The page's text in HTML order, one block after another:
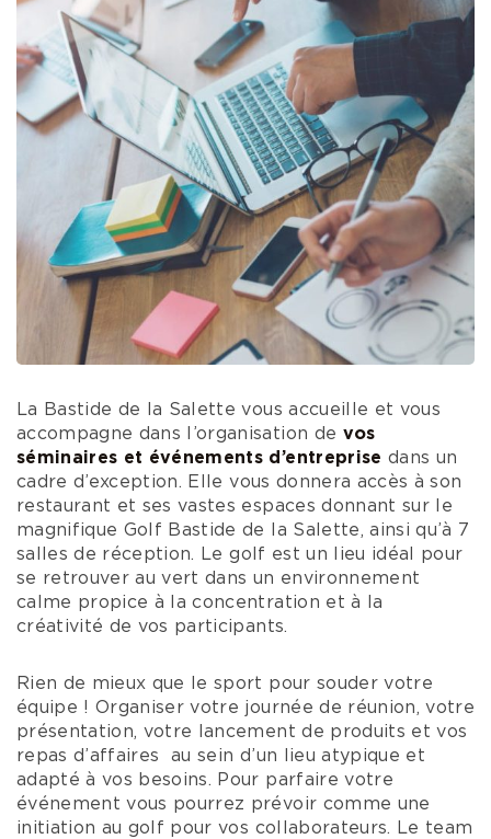
La Bastide de la Salette vous accueille et vous
accompagne dans l’organisation de vos
séminaires et événements d’entreprise dans un
cadre d’exception. Elle vous donnera accès à son
restaurant et ses vastes espaces donnant sur le
magnifique Golf Bastide de la Salette,ainsi qu’à 7
salles de réception.
Le golf est un lieu idéal pour
se retrouver au vert dans un environnement
calme propice à la concentration et à la
créativité de vos participants.
Rien de mieux que le sport pour souder votre
équipe ! Organiser votre journée de réunion, votre
présentation, votre lancement de produits et vos
repas d’affaires au sein d’un lieu atypique et
adapté à vos besoins. Pour parfaire votre
événement vous pourrez prévoir comme une
initiation au golf pour vos collaborateurs. Le team